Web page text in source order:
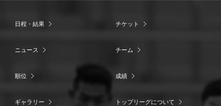
日程・結果 チケット
ニュース チーム
順位 成績
ギャラリー トップリーグについて